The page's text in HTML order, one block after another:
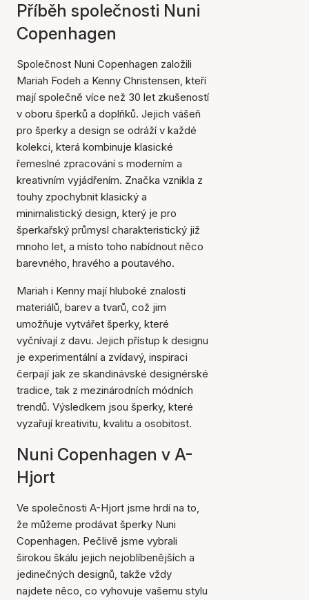
Příběh společnosti Nuni
Copenhagen
Společnost Nuni Copenhagen založili
Mariah Fodeh a Kenny Christensen, kteří
mají společně více než 30 let zkušeností
v oboru šperků a doplňků. Jejich vášeň
pro šperky a design se odráží v každé
kolekci, která kombinuje klasické
řemeslné zpracování s moderním a
kreativním vyjádřením. Značka vznikla z
touhy zpochybnit klasický a
minimalistický design, který je pro
šperkařský průmysl charakteristický již
mnoho let, a místo toho nabídnout něco
barevného, hravého a poutavého.
Mariah i Kenny mají hluboké znalosti
materiálů, barev a tvarů, což jim
umožňuje vytvářet šperky, které
vyčnívají z davu. Jejich přístup k designu
je experimentální a zvídavý, inspiraci
čerpají jak ze skandinávské designérské
tradice, tak z mezinárodních módních
trendů. Výsledkem jsou šperky, které
vyzařují kreativitu, kvalitu a osobitost.
Nuni Copenhagen v A-
Hjort
Ve společnosti A-Hjort jsme hrdí na to,
že můžeme prodávat šperky Nuni
Copenhagen. Pečlivě jsme vybrali
širokou škálu jejich nejoblíbenějších a
jedinečných designů, takže vždy
najdete něco, co vyhovuje vašemu stylu